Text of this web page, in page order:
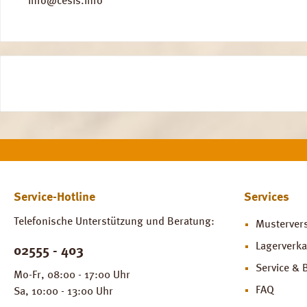
Service-Hotline
Telefonische Unterstützung und Beratung:
02555 - 403
Mo-Fr, 08:00 - 17:00 Uhr
Sa, 10:00 - 13:00 Uhr
Services
Service &
FAQ